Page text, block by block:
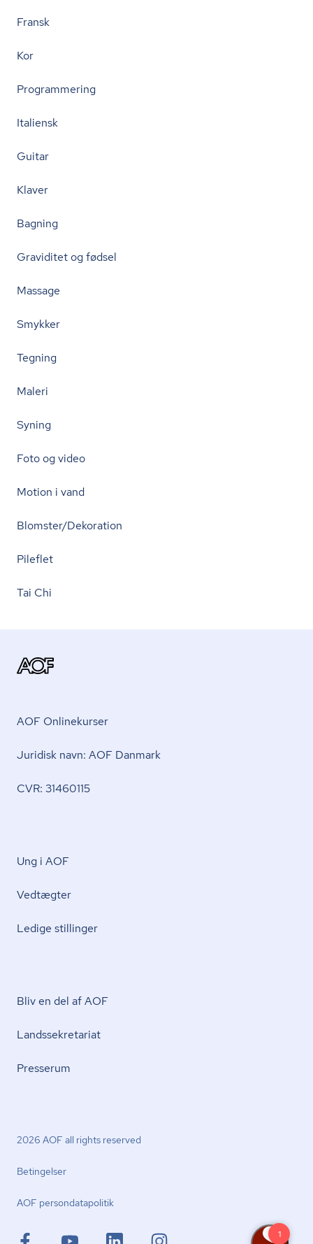
Fransk
Kor
Programmering
Italiensk
Guitar
Klaver
Bagning
Graviditet og fødsel
Massage
Smykker
Tegning
Maleri
Syning
Foto og video
Motion i vand
Blomster/Dekoration
Pileflet
Tai Chi
AOF Onlinekurser
Juridisk navn: AOF Danmark
CVR: 31460115
Ung i AOF
Vedtægter
Ledige stillinger
Bliv en del af AOF
Lands­se­kre­ta­ri­at
Presserum
2026 AOF all rights reserved
Betingelser
AOF per­son­da­ta­po­li­tik